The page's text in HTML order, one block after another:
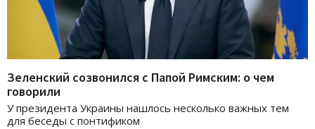
Зеленский созвонился с Папой Римским: о чем
говорили
У президента Украины нашлось несколько важных тем
для беседы с понтификом